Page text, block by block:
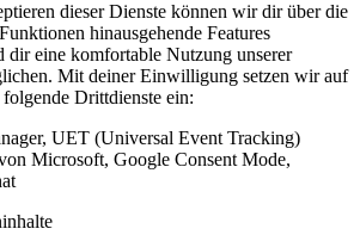
dieser Dienste können wir dir über die
hinausgehende Features
dir eine komfortable Nutzung unserer
Mit deiner Einwilligung setzen wir auf
folgende Drittdienste ein:
UET (Universal Event Tracking)
Microsoft, Google Consent Mode,